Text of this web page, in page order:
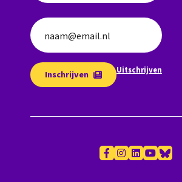
naam@email.nl
Inschrijven Uitschrijven